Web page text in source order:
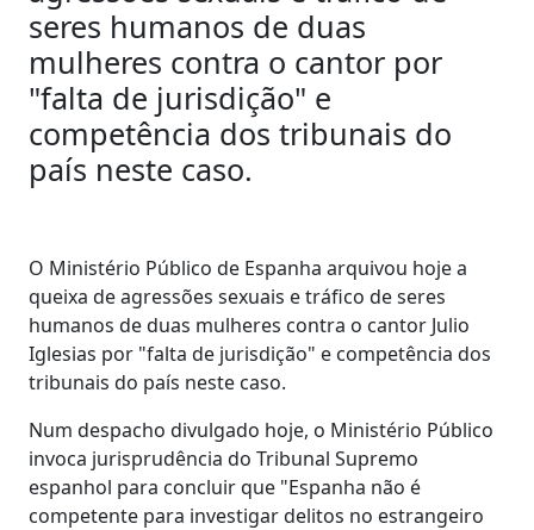
seres humanos de duas
mulheres contra o cantor por
"falta de jurisdição" e
competência dos tribunais do
país neste caso.
O Ministério Público de Espanha arquivou hoje a
queixa de agressões sexuais e tráfico de seres
humanos de duas mulheres contra o cantor Julio
Iglesias por "falta de jurisdição" e competência dos
tribunais do país neste caso.
Num despacho divulgado hoje, o Ministério Público
invoca jurisprudência do Tribunal Supremo
espanhol para concluir que "Espanha não é
competente para investigar delitos no estrangeiro